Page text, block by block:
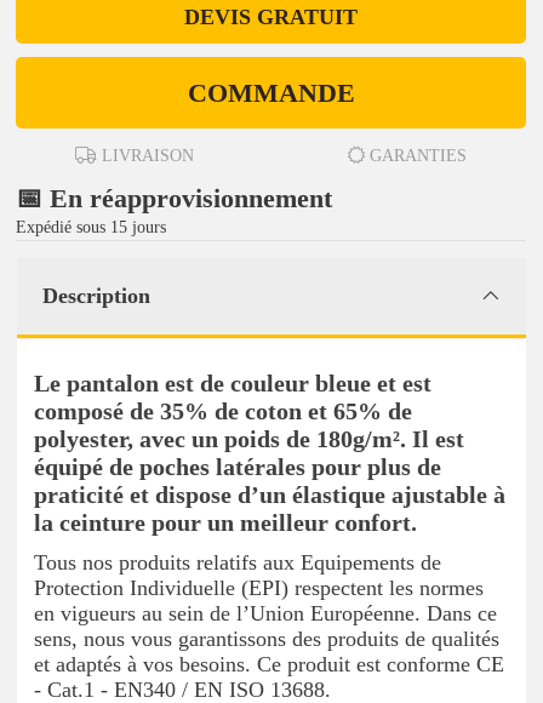
DEVIS GRATUIT
COMMANDE
LIVRAISON GARANTIES
📅 En réapprovisionnement
Expédié sous 15 jours
Description
Le pantalon est de couleur bleue et est
composé de 35% de coton et 65% de
polyester, avec un poids de 180g/m². Il est
équipé de poches latérales pour plus de
praticité et dispose d’un élastique ajustable à
la ceinture pour un meilleur confort.
Tous nos produits relatifs aux Equipements de
Protection Individuelle (EPI) respectent les normes
en vigueurs au sein de l’Union Européenne. Dans ce
sens, nous vous garantissons des produits de qualités
et adaptés à vos besoins. Ce produit est conforme CE
- Cat.1 - EN340 / EN ISO 13688.